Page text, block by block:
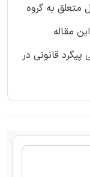
به گروه
مقاله
پیگرد قانونی در